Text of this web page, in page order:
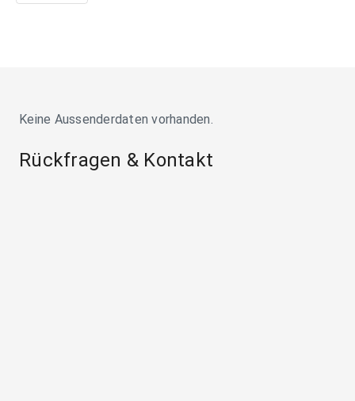
Keine Aussenderdaten vorhanden.
Rückfragen & Kontakt